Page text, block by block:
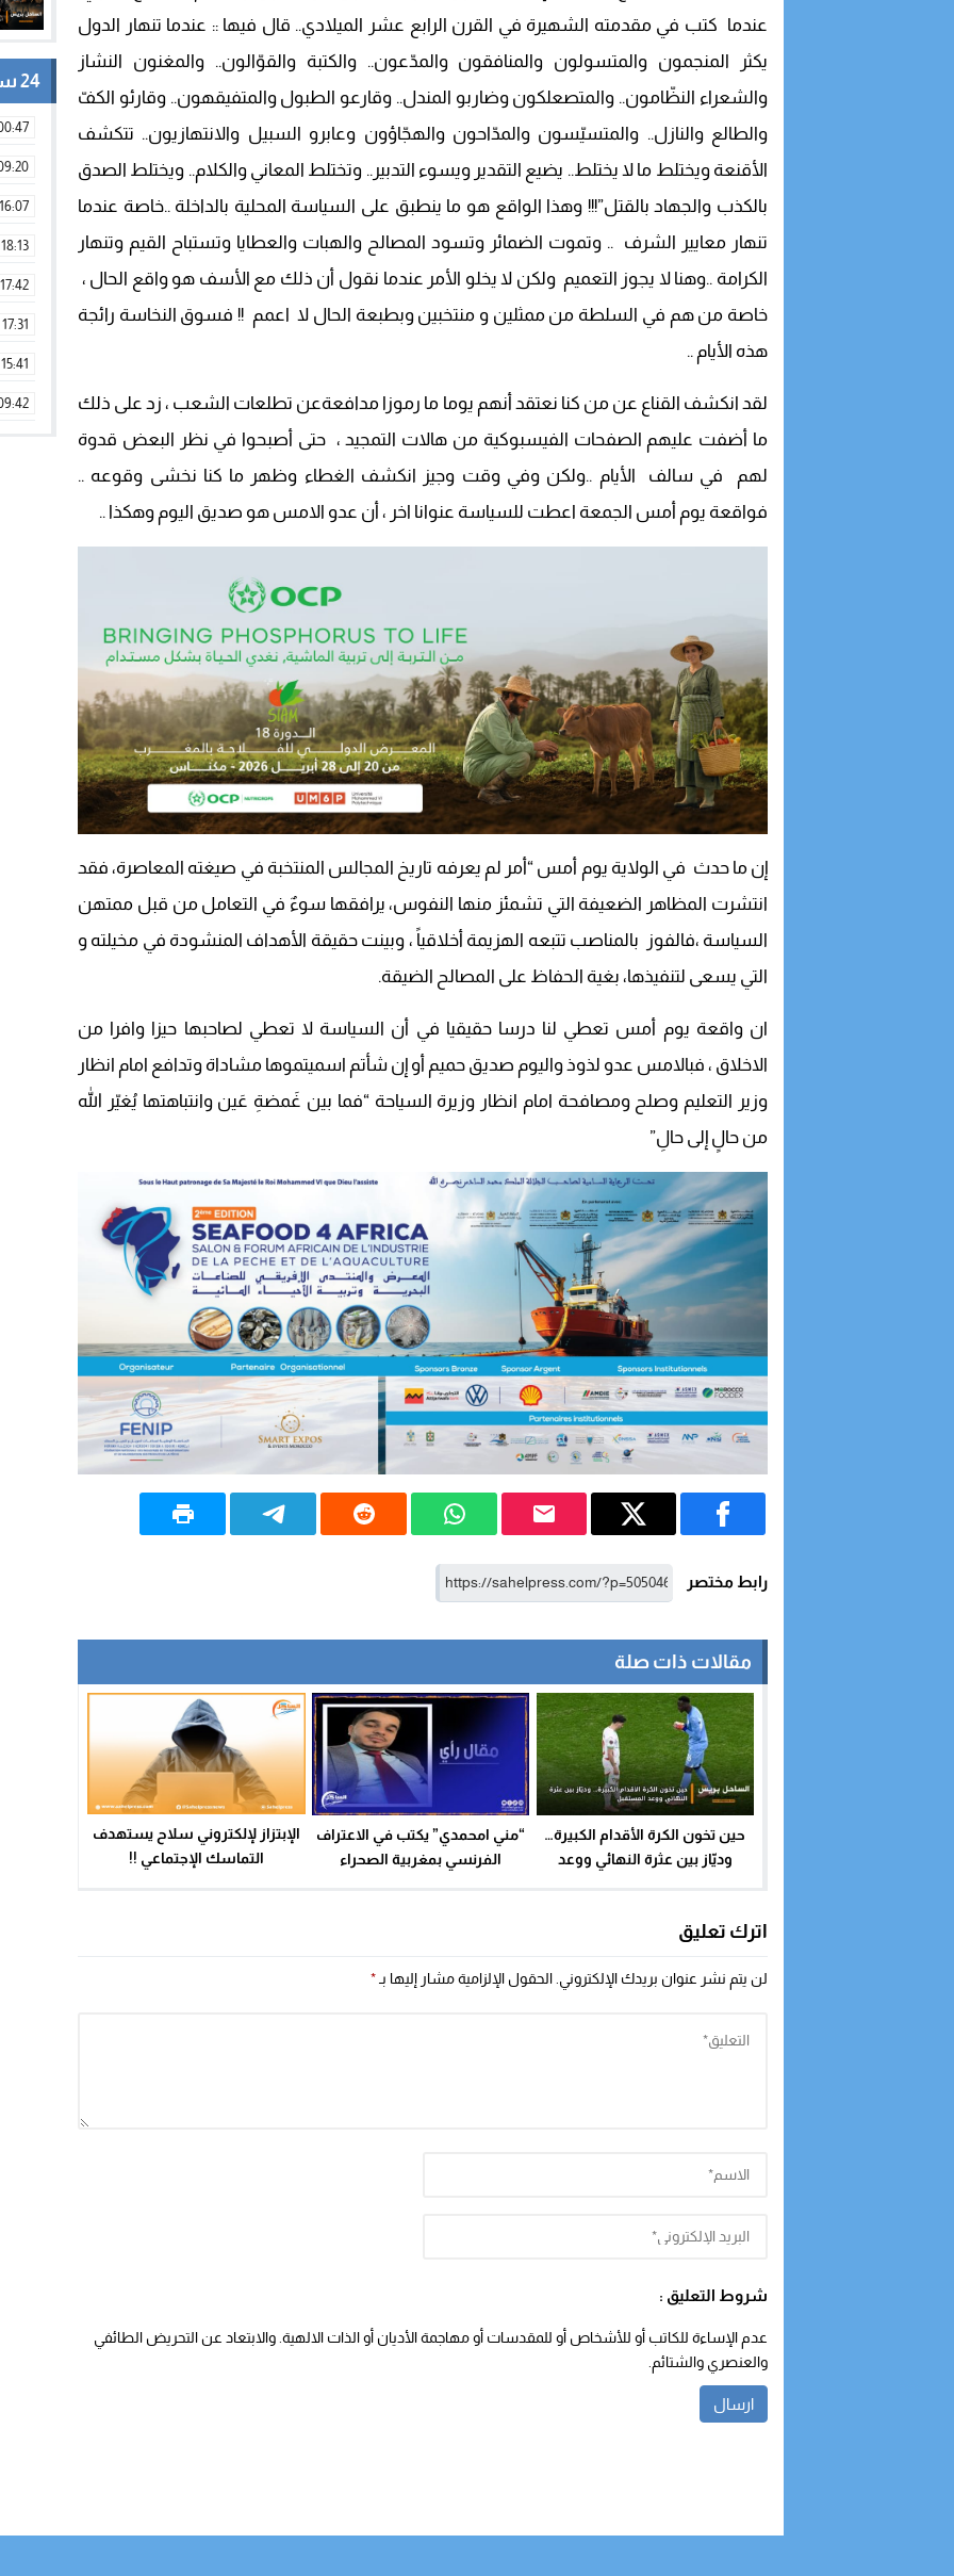
عندما كتب في مقدمته الشهيرة في القرن الرابع عشر الميلادي.. قال فيها :: عندما تنهار الدول
يكثر المنجمون والمتسولون والمنافقون والمدّعون.. والكتبة والقوّالون.. والمغنون النشاز
والشعراء النظّامون.. والمتصعلكون وضاربو المندل.. وقارعو الطبول والمتفيقهون.. وقارئو الكفّ
والطالع والنازل.. والمتسيّسون والمدّاحون والهجّاؤون وعابرو السبيل والانتهازيون.. تتكشف
الأقنعة ويختلط ما لا يختلط.. يضيع التقدير ويسوء التدبير.. وتختلط المعاني والكلام.. ويختلط الصدق
بالكذب والجهاد بالقتل”!!! وهذا الواقع هو ما ينطبق على السياسة المحلية بالداخلة ..خاصة عندما
تنهار معايير الشرف .. وتموت الضمائر وتسود المصالح والهبات والعطايا وتستباح القيم وتنهار
الكرامة ..وهنا لا يجوز التعميم ولكن لا يخلو الأمر عندما نقول أن ذلك مع الأسف هو واقع الحال ،
خاصة من هم في السلطة من ممثلين و منتخبين وبطبعة الحال لا اعمم !! فسوق النخاسة رائجة
هذه الأيام ..
لقد انكشف القناع عن من كنا نعتقد أنهم يوما ما رموزا مدافعةعن تطلعات الشعب ، زد على ذلك
ما أضفت عليهم الصفحات الفيسبوكية من هالات التمجيد ، حتى أصبحوا في نظر البعض قدوة
لهم في سالف الأيام ..ولكن وفي وقت وجيز انكشف الغطاء وظهر ما كنا نخشى وقوعه ..
فواقعة يوم أمس الجمعة اعطت للسياسة عنوانا اخر ، أن عدو الامس هو صديق اليوم وهكذا ..
إن ما حدث في الولاية يوم أمس “أمر لم يعرفه تاريخ المجالس المنتخبة في صيغته المعاصرة، فقد
انتشرت المظاهر الضعيفة التي تشمئز منها النفوس، يرافقها سوءٌ في التعامل من قبل ممتهن
السياسة ،فالفوز بالمناصب تتبعه الهزيمة أخلاقياً ، وبينت حقيقة الأهداف المنشودة في مخيلته و
التي يسعى لتنفيذها، بغية الحفاظ على المصالح الضيقة.
ان واقعة يوم أمس تعطي لنا درسا حقيقيا في أن السياسة لا تعطي لصاحبها حيزا وافرا من
الاخلاق ، فبالامس عدو لذوذ واليوم صديق حميم أو إن شأتم اسميتموها مشاداة وتدافع امام انظار
وزير التعليم وصلح ومصافحة امام انظار وزيرة السياحة “فما بين غَمضةِ عَين وانتباهتها يُغيّر الله
من حالٍ إلى حالِ”
رابط مختصر
مقالات ذات صلة
حين تخون الكرة الأقدام الكبيرة…
وديّاز بين عثرة النهائي ووعد
“مني امحمدي” يكتب في الاعتراف
الفرنسي بمغربية الصحراء
الإبتزاز لإلكتروني سلاح يستهدف
التماسك الإجتماعي !!
اترك تعليق
لن يتم نشر عنوان بريدك الإلكتروني. الحقول الإلزامية مشار إليها بـ *
شروط التعليق :
عدم الإساءة للكاتب أو للأشخاص أو للمقدسات أو مهاجمة الأديان أو الذات الالهية. والابتعاد عن التحريض الطائفي
والعنصري والشتائم.
24 ساعة
16:07
18:13
17:42
17:31
15:41